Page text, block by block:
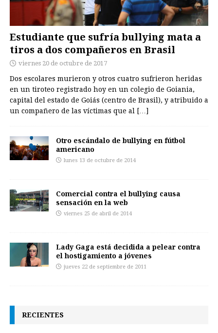
Estudiante que sufría bullying mata a
tiros a dos compañeros en Brasil
viernes 20 de octubre de 2017
Dos escolares murieron y otros cuatro sufrieron heridas
en un tiroteo registrado hoy en un colegio de Goiania,
capital del estado de Goiás (centro de Brasil), y atribuido a
un compañero de las víctimas que al […]
Otro escándalo de bullying en fútbol
americano
lunes 13 de octubre de 2014
Comercial contra el bullying causa
sensación en la web
viernes 25 de abril de 2014
Lady Gaga está decidida a pelear contra
el hostigamiento a jóvenes
jueves 22 de septiembre de 2011
RECIENTES